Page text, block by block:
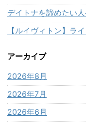
デイトナを諦めたい
【ルイヴィトン】ラ
アーカイブ
2026年8月
2026年7月
2026年6月